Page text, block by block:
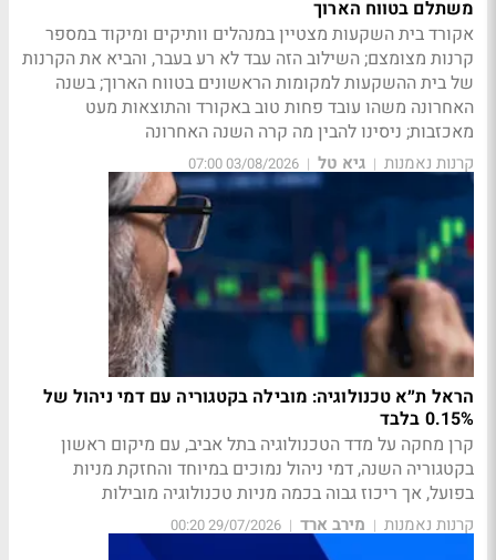
משתלם בטווח הארוך
אקורד בית השקעות מצטיין במנהלים וותיקים ומיקוד במספר
קרנות מצומצם; השילוב הזה עבד לא רע בעבר, והביא את הקרנות
של בית ההשקעות למקומות הראשונים בטווח הארוך; בשנה
האחרונה משהו עובד פחות טוב באקורד והתוצאות מעט
מאכזבות; ניסינו להבין מה קרה השנה האחרונה
קרנות נאמנות | גיא טל |
03/08/2026 07:00
הראל ת״א טכנולוגיה: מובילה בקטגוריה עם דמי ניהול של
0.15% בלבד
קרן מחקה על מדד הטכנולוגיה בתל אביב, עם מיקום ראשון
בקטגוריה השנה, דמי ניהול נמוכים במיוחד והחזקת מניות
בפועל, אך ריכוז גבוה בכמה מניות טכנולוגיה מובילות
קרנות נאמנות | מירב ארד |
29/07/2026 00:20